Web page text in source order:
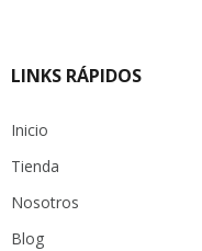
LINKS RÁPIDOS
Inicio
Tienda
Nosotros
Blog